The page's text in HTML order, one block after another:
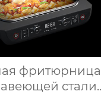
фритюрница
стали